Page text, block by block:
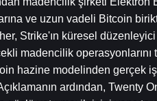
ve uzun vadeli Bitcoin
Strike'ın küresel düzenleyici
madencilik operasyonlarını
hazine modelinden gerçek
ardından, Twenty